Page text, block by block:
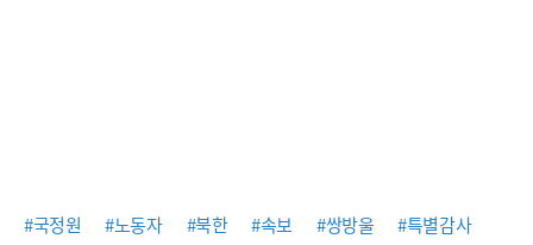
#국정원 #노동자 #북한 #속보 #쌍방울 #특별감사